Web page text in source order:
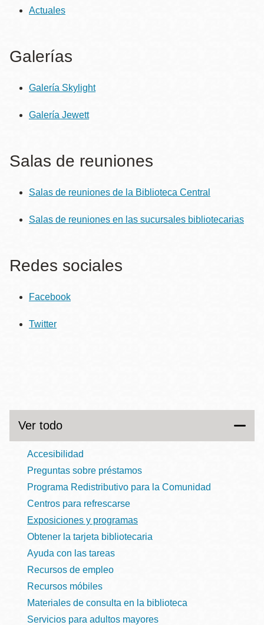
Actuales
Galerías
Galería Skylight
Galería Jewett
Salas de reuniones
Salas de reuniones de la Biblioteca Central
Salas de reuniones en las sucursales bibliotecarias
Redes sociales
Facebook
Twitter
Ver todo
Accesibilidad
Preguntas sobre préstamos
Programa Redistributivo para la Comunidad
Centros para refrescarse
Exposiciones y programas
Obtener la tarjeta bibliotecaria
Ayuda con las tareas
Recursos de empleo
Recursos móbiles
Materiales de consulta en la biblioteca
Servicios para adultos mayores